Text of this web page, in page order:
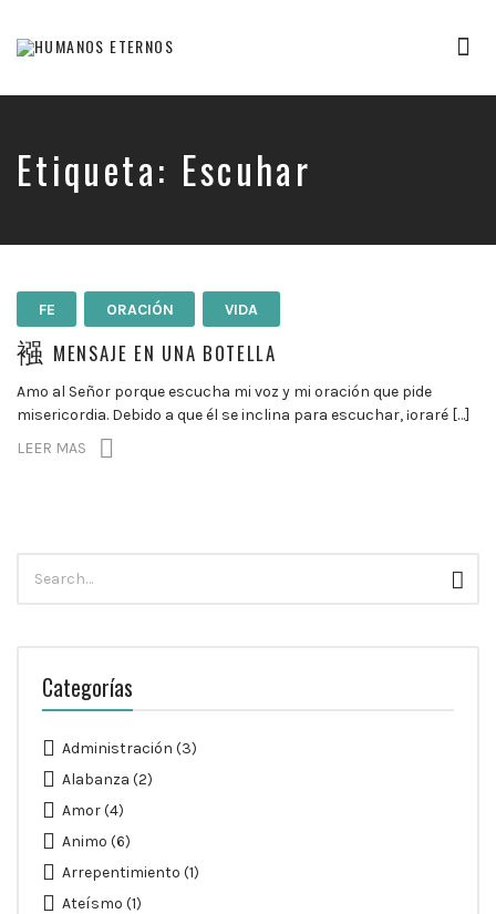
humanos,
nos
creó
Etiqueta: Escuhar
FE ORACIÓN VIDA
MENSAJE EN UNA BOTELLA
Amo al Señor porque escucha mi voz y mi oración que pide
misericordia. Debido a que él se inclina para escuchar, ¡oraré […]
LEER MAS
para:
Categorías
Administración (3)
Alabanza (2)
Amor(4)
Animo (6)
Arrepentimiento (1)
Ateísmo (1)